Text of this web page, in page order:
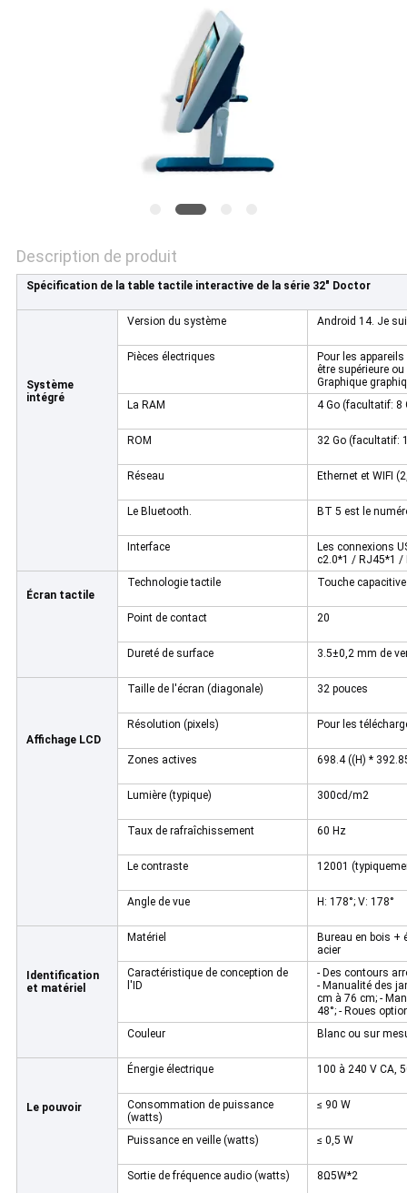
UN DEVIS
PLAN
POLITIQUE
CONFIDENTIALITÉ
Description de produit
Spécification de la table tactile interactive de la série 32" Doctor
Système
intégré
Version du système Android 14. Je
Pièces électriques
Pour les
être supérieure ou
Graphique
La RAM
4 Go (facultatif: 8
ROM 32 Go (facultatif:
Réseau Ethernet et WIFI
Le Bluetooth. BT 5 est le
Interface
Les connexions
c2.0*1 / RJ45*1 /
Écran tactile
Technologie tactile Touche capacitive
Point de contact 20
Dureté de surface 3.5±0,2 mm de
Affichage LCD
Taille de l'écran (diagonale) 32 pouces
Résolution (pixels) Pour les
Zones actives 698.4 ((H) *
Lumière (typique) 300cd/m2
Taux de rafraîchissement 60 Hz
Le contraste 12001
Angle de vue H: 178°; V: 178°
Identification
et matériel
Matériel
Bureau en bois +
acier
Caractéristique de conception de
l'ID
- Des contours
- Manualité des
cm à 76 cm; -
48°; - Roues
Couleur
Blanc ou sur
Le pouvoir
Énergie électrique 100 à 240 V CA,
Consommation de puissance
(watts)
≤ 90 W
Puissance en veille (watts) ≤ 0,5 W
Sortie de fréquence audio (watts) 8Ω5W*2